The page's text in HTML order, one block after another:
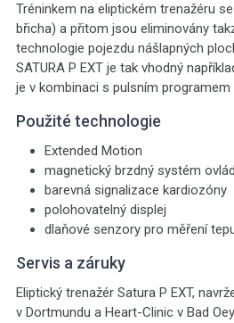
Tréninkem na eliptickém trenažéru
břicha) a přitom jsou eliminovány
technologie pojezdu nášlapných
SATURA P EXT je tak vhodný
je v kombinaci s pulsním
Použité technologie
Extended Motion
magnetický brzdný systém
barevná signalizace kardiozóny
polohovatelný displej
dlaňové senzory pro měření
Servis a záruky
Eliptický trenažér Satura P EXT,
v Dortmundu a Heart-Clinic v Bad